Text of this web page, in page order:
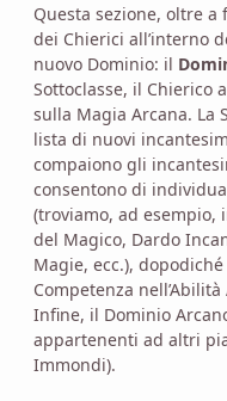
Questa sezione, oltre
dei Chierici all’interno
nuovo Dominio: il
Sottoclasse, il Chierico
sulla Magia Arcana. La
lista di nuovi
compaiono gli
consentono di
(troviamo, ad esempio,
del Magico, Dardo
Magie, ecc.),
Competenza
Infine, il Dominio
appartenenti ad altri
Immondi).